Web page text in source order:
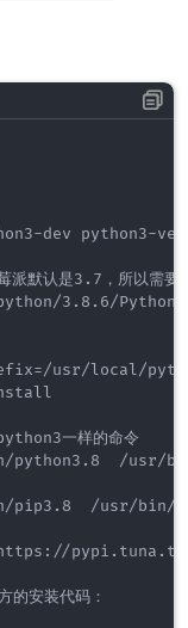
dev
默认是3.7，所以需要
3.8.6/
usr/local/
一样的命令
/usr/
pip3.8  /usr/bin/
安装代码：